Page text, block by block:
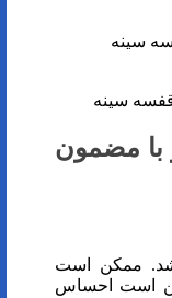
سینه
مضمون
ممکن است
است احساس